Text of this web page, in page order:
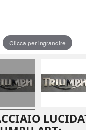
Clicca per ingrandire